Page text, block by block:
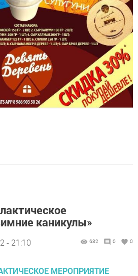
каникулы»
- 21:10 632 0 0